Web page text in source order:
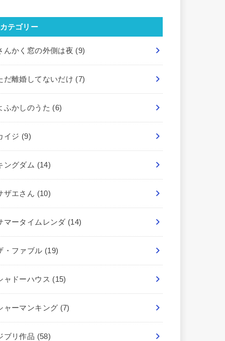
カテゴリー
んかく窓の外側は夜 (9)
だ離婚してないだけ (7)
ふかしのうた (6)
イジ (9)
ングダム (14)
ザエさん (10)
マータイムレンダ (14)
・ファブル (19)
ャドーハウス (15)
ャーマンキング (7)
ブリ作品 (58)